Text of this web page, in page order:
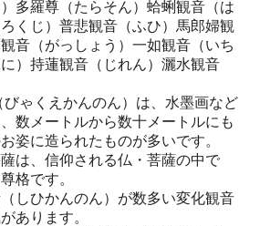
多羅尊（たらそん）蛤蜊観音（は
くじ）普悲観音（ふひ）馬郎婦観
音（がっしょう）一如観音（いち
）持蓮観音（じれん）灑水観音
ゃくえかんのん）は、水墨画など
数メートルから数十メートルにも
姿に造られたものが多いです。
は、信仰される仏・菩薩の中で
格です。
しひかんのん）が数多い変化観音
あります。